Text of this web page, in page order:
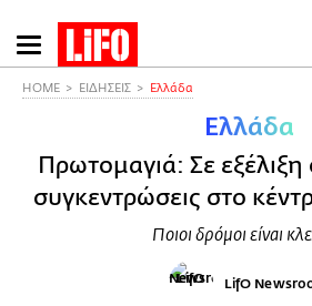
Παράκαμψη
προς
HOME ΕΙΔΗΣΕΙΣ Ελλάδα
Ελλάδα
Πρωτομαγιά: Σε εξέλιξη
συγκεντρώσεις στο
Ποιοι δρόμοι είναι
LifO